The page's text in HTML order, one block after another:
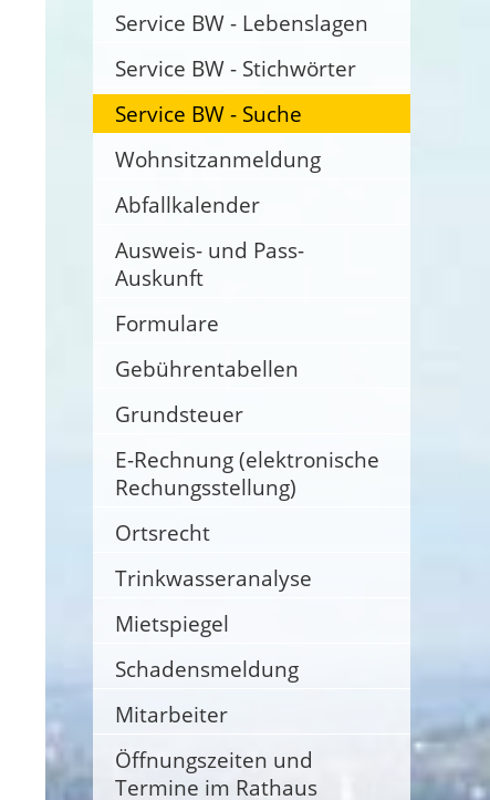
Service BW - Lebenslagen
Service BW - Stichwörter
Service BW - Suche
Wohnsitzanmeldung
Abfallkalender
Ausweis- und Pass-
Auskunft
Formulare
Gebührentabellen
Grundsteuer
E-Rechnung (elektronische
Rechungsstellung)
Ortsrecht
Trinkwasseranalyse
Mietspiegel
Schadensmeldung
Mitarbeiter
Öffnungszeiten und
Termine im Rathaus